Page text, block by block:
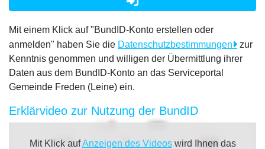
Mit einem Klick auf "BundID-Konto erstellen oder
anmelden" haben Sie die Datenschutzbestimmungen
zur
Kenntnis genommen und willigen der Übermittlung ihrer
Daten aus dem BundID-Konto an das Serviceportal
Gemeinde Freden (Leine) ein.
Erklärvideo zur Nutzung der BundID
Mit Klick aufAnzeigen des Videoswird Ihnen das